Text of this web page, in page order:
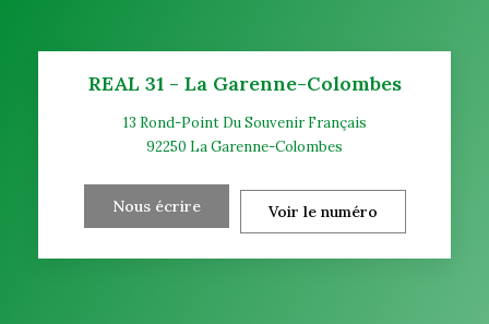
REAL 31 - La Garenne-Colombes
13 Rond-Point Du Souvenir Français
92250 La Garenne-Colombes
Nous écrire Voir le numéro